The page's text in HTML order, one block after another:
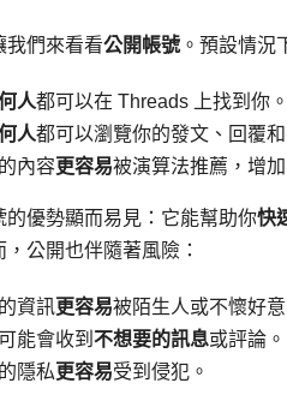
我們來看看公開帳號 。預設情況
人都可以在 Threads 上找到你。
人都可以瀏覽你的發文、回覆
內容更容易被演算法推薦，增加
的優勢顯而易見：它能幫助你快
，公開也伴隨著風險：
資訊更容易被陌生人或不懷好
能會收到 不想要的訊息或評論。
隱私更容易受到侵犯。